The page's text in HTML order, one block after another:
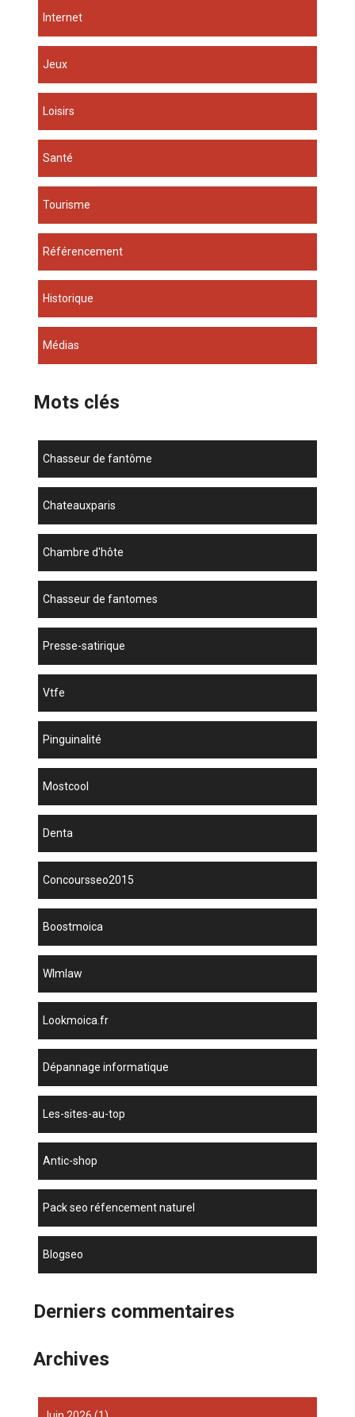
Internet
Jeux
Loisirs
Santé
Tourisme
Référencement
Historique
Médias
Mots clés
chasseur de fantôme
chateauxparis
chambre d'hôte
chasseur de fantomes
presse-satirique
vtfe
Pinguinalité
mostcool
denta
concoursseo2015
boostmoica
wlmlaw
lookmoica.fr
dépannage informatique
les-sites-au-top
antic-shop
pack seo réfencement naturel
blogseo
Derniers commentaires
Archives